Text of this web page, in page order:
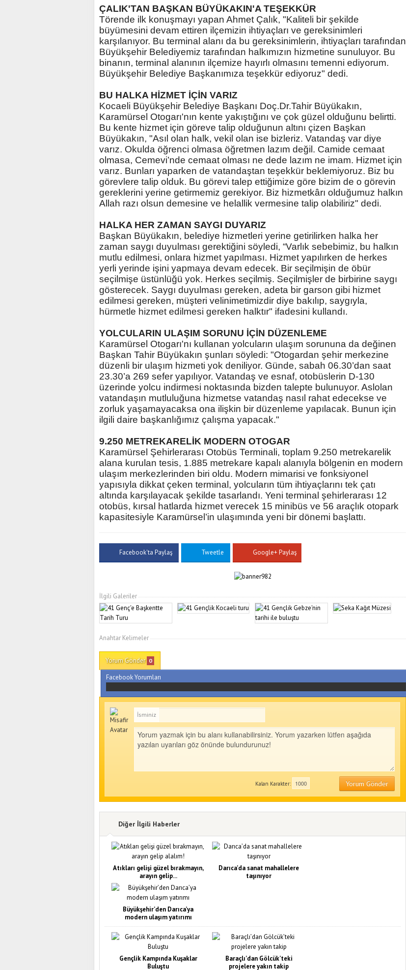
ÇALIK'TAN BAŞKAN BÜYÜKAKIN'A TEŞEKKÜR
Törende ilk konuşmayı yapan Ahmet Çalık, "Kaliteli bir şekilde
büyümesini devam ettiren ilçemizin ihtiyaçları ve gereksinimleri
karşılanıyor. Bu terminal alanı da bu gereksinimlerin, ihtiyaçları tarafından
Büyükşehir Belediyemiz tarafından halkımızın hizmetine sunuluyor. Bu
binanın, terminal alanının ilçemize hayırlı olmasını temenni ediyorum.
Büyükşehir Belediye Başkanımıza teşekkür ediyoruz" dedi.
BU HALKA HİZMET İÇİN VARIZ
Kocaeli Büyükşehir Belediye Başkanı Doç.Dr.Tahir Büyükakın,
Karamürsel Otogarı'nın kente yakıştığını ve çok güzel olduğunu belirtti.
Bu kente hizmet için göreve talip olduğunun altını çizen Başkan
Büyükakın, "Asıl olan halk, vekil olan ise bizleriz. Vatandaş var diye
varız. Okulda öğrenci olmasa öğretmen lazım değil. Camide cemaat
olmasa, Cemevi’nde cemaat olması ne dede lazım ne imam. Hizmet için
varız. Bunları yaparken de vatandaştan teşekkür beklemiyoruz. Biz bu
görevlere talip olduk. Bu görevi talep ettiğimize göre bizim de o görevin
gereklerini yerine getirmemiz gerekiyor. Biz hizmetkârı olduğumuz halkın
Allah razı olsun demesine ve helallik vermesine talip olabiliriz" dedi.
HALKA HER ZAMAN SAYGI DUYARIZ
Başkan Büyükakın, belediye hizmetleri yerine getirilirken halka her
zaman saygı duyulması gerektiğini söyledi, “Varlık sebebimiz, bu halkın
mutlu edilmesi, onlara hizmet yapılması. Hizmet yapılırken de herkes
yerli yerinde işini yapmaya devam edecek. Bir seçilmişin de öbür
seçilmişe üstünlüğü yok. Herkes seçilmiş. Seçilmişler de birbirine saygı
gösterecek. Saygı duyulması gereken, adeta bir garson gibi hizmet
edilmesi gereken, müşteri velinimetimizdir diye bakılıp, saygıyla,
hürmetle hizmet edilmesi gereken halktır" ifadesini kullandı.
YOLCULARIN ULAŞIM SORUNU İÇİN DÜZENLEME
Karamürsel Otogarı'nı kullanan yolcuların ulaşım sorununa da değinen
Başkan Tahir Büyükakın şunları söyledi: "Otogardan şehir merkezine
düzenli bir ulaşım hizmeti yok deniliyor. Günde, sabah 06.30’dan saat
23.30’a 269 sefer yapılıyor. Vatandaş ve esnaf, otobüslerin D-130
üzerinde yolcu indirmesi noktasında bizden talepte bulunuyor. Aslolan
vatandaşın mutluluğuna hizmetse vatandaş nasıl rahat edecekse ve
zorluk yaşamayacaksa ona ilişkin bir düzenleme yapılacak. Bunun için
ilgili daire başkanlığımız çalışma yapacak."
9.250 METREKARELİK MODERN OTOGAR
Karamürsel Şehirlerarası Otobüs Terminali, toplam 9.250 metrekarelik
alana kurulan tesis, 1.885 metrekare kapalı alanıyla bölgenin en modern
ulaşım merkezlerinden biri oldu. Modern mimarisi ve fonksiyonel
yapısıyla dikkat çeken terminal, yolcuların tüm ihtiyaçlarını tek çatı
altında karşılayacak şekilde tasarlandı. Yeni terminal şehirlerarası 12
otobüs, kırsal hatlarda hizmet verecek 15 minibüs ve 56 araçlık otopark
kapasitesiyle Karamürsel’in ulaşımında yeni bir dönemi başlattı.
Facebook'ta Paylaş Tweetle Google+ Paylaş
İlgili Galeriler
Anahtar Kelimeler
Yorum Gönder 0
Facebook Yorumları
İsminiz
Yorum Gönder
Kalan Karakter:
Diğer İlgili Haberler
Atıkları gelişi güzel bırakmayın,
arayın gelip...
Darıca’da sanat mahallelere
taşınıyor
Büyükşehir’den Darıca’ya
modern ulaşım yatırımı
Gençlik Kampında Kuşaklar
Buluştu
Baraçlı’dan Gölcük’teki
projelere yakın takip